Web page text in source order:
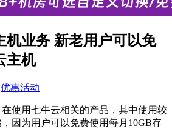
机业务 新老用户可以免
主机
优惠活动
使用七牛云相关的产品，其中使用较
因为用户可以免费使用每月10GB存